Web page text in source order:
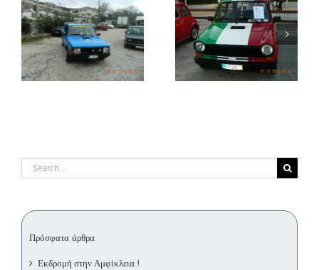
VIVA ITALIA (30/09-
18/10/2014)
13ο Italian Classic Run
(05/10/2014)
Search
for:
Πρόσφατα άρθρα
Εκδρομή στην Αμφίκλεια !